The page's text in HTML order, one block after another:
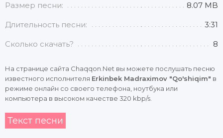
Размер песни: 8.07 MB
Длительность песни: 3:31
Сколько скачать? 8
На странице сайта Chaqqon.Net вы можете послушать песню
известного исполнителя Erkinbek Madraximov "Qo'shiqim" в
режиме онлайн со своего телефона, ноутбука или
компьютера в высоком качестве 320 kbp/s.
Текст песни